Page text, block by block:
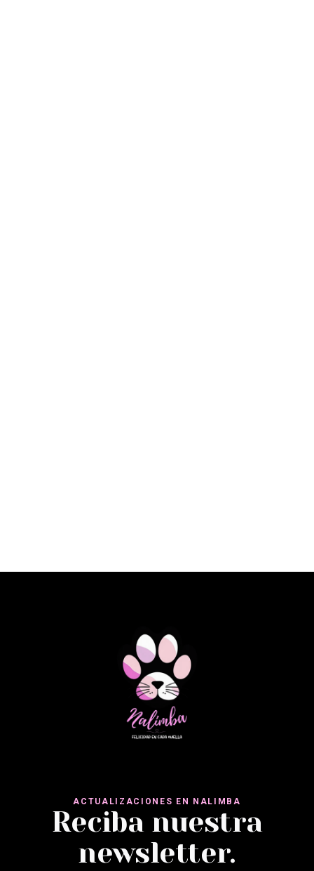
ACTUALIZACIONES EN NALIMBA
Reciba nuestra
newsletter.